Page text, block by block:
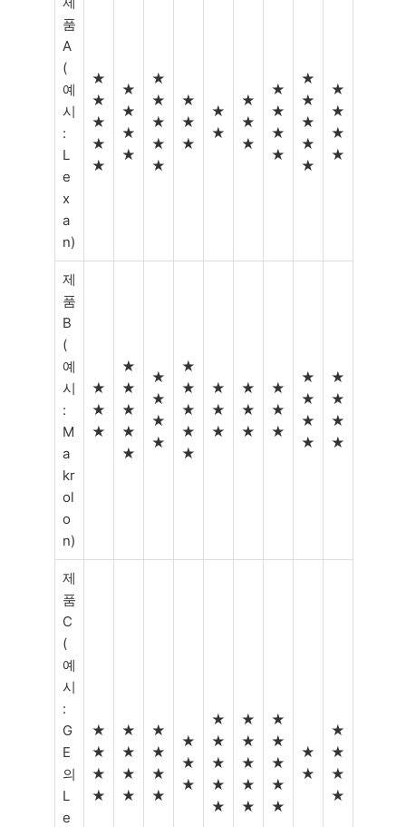
품
A
(
예
시
:
L
e
x
a
n)
★
★
★
★
★
★
★
★
★
★
★
★
★
★
★
★
★
★
★
★
★
★
★
★
★
★
★
★
★
★
★
★
★
★
★
제
품
B
(
예
시
:
M
a
kr
ol
o
n)
★
★
★
★
★
★
★
★
★
★
★
★
★
★
★
★
★
★
★
★
★
★
★
★
★
★
★
★
★
★
★
★
★
★
제
품
C
(
예
시
:
G
E
의
L
e
★
★
★
★
★
★
★
★
★
★
★
★
★
★
★
★
★
★
★
★
★
★
★
★
★
★
★
★
★
★
★
★
★
★
★
★